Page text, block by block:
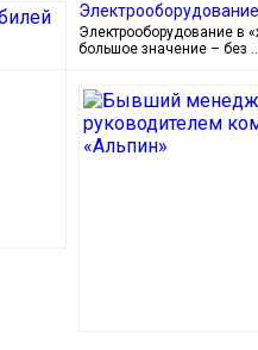
Электрооборудование в
большое значение – без